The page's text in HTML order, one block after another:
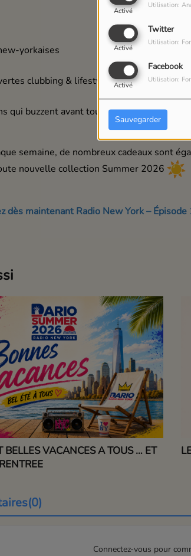
Activé
Utilisation:
Twitter
Activé
Utilisation:
Facebook
Activé
Utilisation:
Sauvegarder
yorkaises
clubbing & lifestyle
qui buzzent avant tout le monde
semaine, de nombreux cadeaux sont
nouvelle collection Summer 2026
dès maintenant Radio New York – Épisode
BELLES VACANCES A TOUS … ET
Connectez-vous pour